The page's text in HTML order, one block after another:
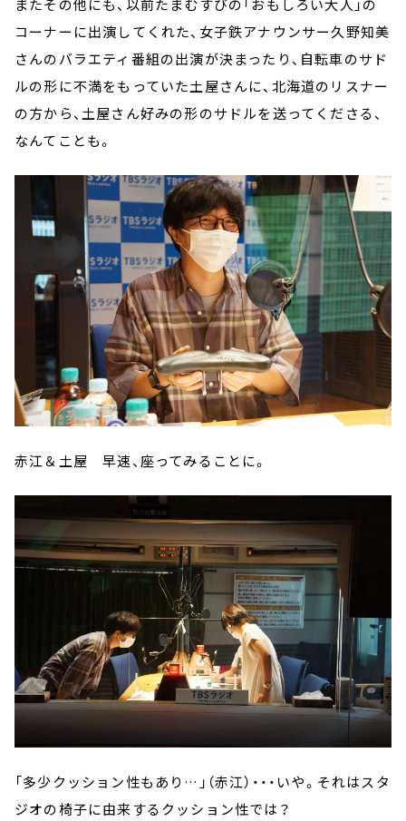
またその他にも、以前たまむすびの「おもしろい大人」の
コーナーに出演してくれた、女子鉄アナウンサー久野知美
さんのバラエティ番組の出演が決まったり、自転車のサド
ルの形に不満をもっていた土屋さんに、北海道のリスナー
の方から、土屋さん好みの形のサドルを送ってくださる、
なんてことも。
赤江＆土屋 早速、座ってみることに。
「多少クッション性もあり…」（赤江）・・・いや。それはスタ
ジオの椅子に由来するクッション性では？